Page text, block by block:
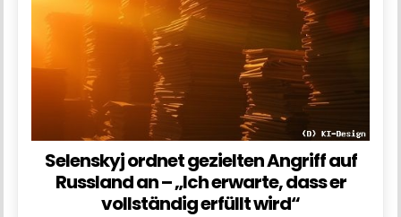
Selenskyj ordnet gezielten Angriff auf
Russland an – „Ich erwarte, dass er
vollständig erfüllt wird“